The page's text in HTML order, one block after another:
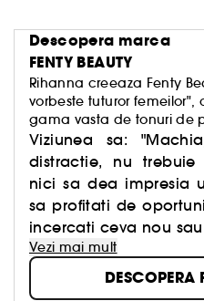
Descopera marca
FENTY BEAUTY
Rihanna creeaza Fenty
vorbeste tuturor
gama vasta de tonuri de
mod traditional, pentru
nuante universale.
Viziunea sa:
distractie, nu
nici sa dea impresia
sa profitati de
incercati ceva nou
Vezi mai mult
DESCOPERA